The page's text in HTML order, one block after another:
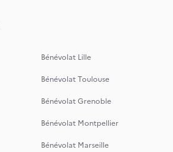
Bénévolat Lille
Bénévolat Toulouse
Bénévolat Grenoble
Bénévolat Montpellier
Bénévolat Marseille